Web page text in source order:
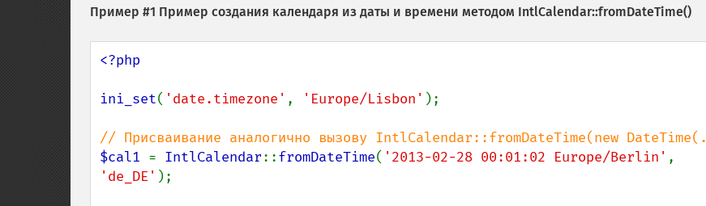
Пример #1 Пример создания календаря из даты и времени методом IntlCalendar::fromDateTime()
<?php
ini_set( 'date.timezone' , 'Europe/Lisbon' );
$cal1 = IntlCalendar::fromDateTime( '2013-02-28 00:01:02 Europe/Berlin'
'de_DE' );